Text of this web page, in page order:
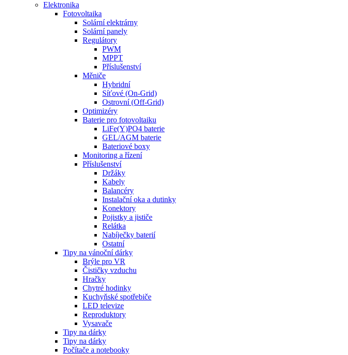
Elektronika
Fotovoltaika
Solární elektrárny
Solární panely
Regulátory
PWM
MPPT
Příslušenství
Měniče
Hybridní
Síťové (On-Grid)
Ostrovní (Off-Grid)
Optimizéry
Baterie pro fotovoltaiku
LiFe(Y)PO4 baterie
GEL/AGM baterie
Bateriové boxy
Monitoring a řízení
Příslušenství
Držáky
Kabely
Balancéry
Instalační oka a dutinky
Konektory
Pojistky a jističe
Relátka
Nabíječky baterií
Ostatní
Tipy na vánoční dárky
Brýle pro VR
Čističky vzduchu
Hračky
Chytré hodinky
Kuchyňské spotřebiče
LED televize
Reproduktory
Vysavače
Tipy na dárky
Tipy na dárky
Počítače a notebooky